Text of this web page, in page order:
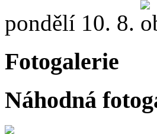
pondělí 10. 8.
Fotogalerie
Náhodná